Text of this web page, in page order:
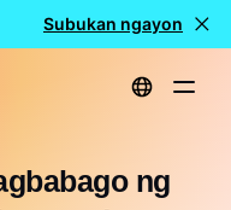
LIBRENG paggawa ng
Subukan ngayon
ng Kulay ng Background
ng